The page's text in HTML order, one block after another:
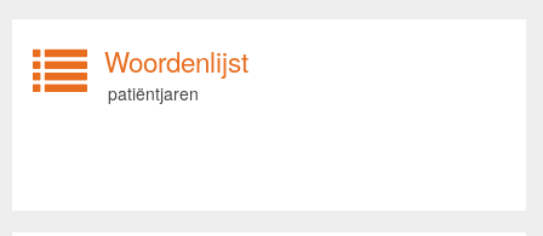
Woordenlijst
patiëntjaren